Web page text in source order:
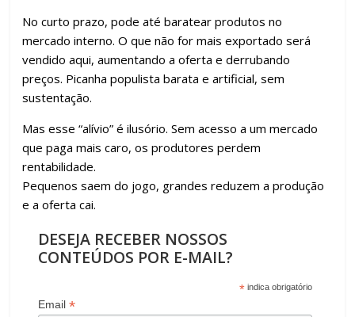
No curto prazo, pode até baratear produtos no
mercado interno. O que não for mais exportado será
vendido aqui, aumentando a oferta e derrubando
preços. Picanha populista barata e artificial, sem
sustentação.
Mas esse “alívio” é ilusório. Sem acesso a um mercado
que paga mais caro, os produtores perdem
rentabilidade.
Pequenos saem do jogo, grandes reduzem a produção
e a oferta cai.
DESEJA RECEBER NOSSOS
CONTEÚDOS POR E-MAIL?
* indica obrigatório
Email*